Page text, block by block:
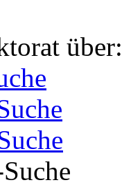
über: